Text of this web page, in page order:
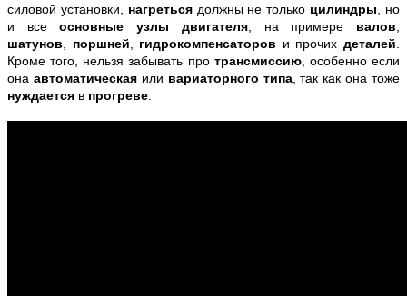
силовой установки, нагретьсядолжны не только цилиндры , но
и всеосновные узлы двигателя, на примере валов
шатунов
поршней гидрокомпенсаторов и прочихдеталей
Кроме того, нельзя забывать про трансмиссию, особенно если
она автоматическаяили вариаторного типа, так как она тоже
нуждается в прогреве